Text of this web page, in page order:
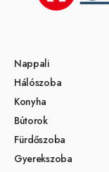
Nappali
Hálószoba
Konyha
Bútorok
Fürdőszoba
Gyerekszoba